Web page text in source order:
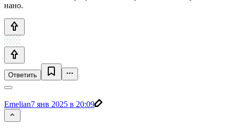
нано.
Ответить
Emelian7 янв 2025 в 20:09